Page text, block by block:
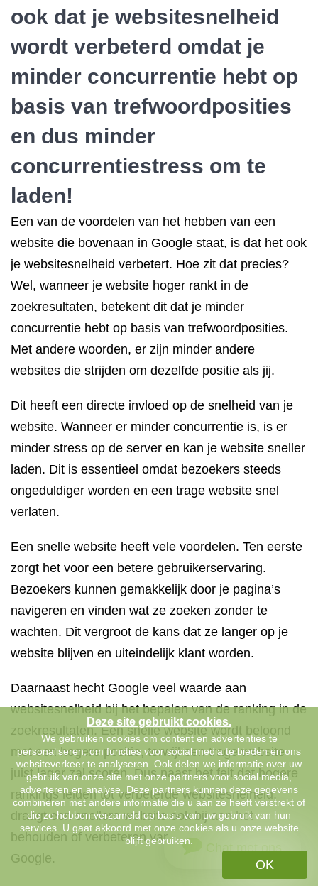
ook dat je websitesnelheid
wordt verbeterd omdat je
minder concurrentie hebt op
basis van trefwoordposities
en dus minder
concurrentiestress om te
laden!
Een van de voordelen van het hebben van een
website die bovenaan in Google staat, is dat het ook
je websitesnelheid verbetert. Hoe zit dat precies?
Wel, wanneer je website hoger rankt in de
zoekresultaten, betekent dit dat je minder
concurrentie hebt op basis van trefwoordposities.
Met andere woorden, er zijn minder andere
websites die strijden om dezelfde positie als jij.
Dit heeft een directe invloed op de snelheid van je
website. Wanneer er minder concurrentie is, is er
minder stress op de server en kan je website sneller
laden. Dit is essentieel omdat bezoekers steeds
ongeduldiger worden en een trage website snel
verlaten.
Een snelle website heeft vele voordelen. Ten eerste
zorgt het voor een betere gebruikerservaring.
Bezoekers kunnen gemakkelijk door je pagina’s
navigeren en vinden wat ze zoeken zonder te
wachten. Dit vergroot de kans dat ze langer op je
website blijven en uiteindelijk klant worden.
Daarnaast hecht Google veel waarde aan
websitesnelheid bij het bepalen van de ranking in de
zoekresultaten. Een snelle website wordt beloond
met een hogere positie, terwijl een trage website
juist lager zal scoren. Dus naast het feit dat hogere
rankings leiden tot verbeterde websitesnelheid,
draagt een snellere website ook bij aan het
behouden of verbeteren van die hoge positie in
Google.
Chat met ons
Deze site gebruikt cookies.
We gebruiken cookies om content en advertenties te
personaliseren, om functies voor social media te bieden en ons
websiteverkeer te analyseren. Ook delen we informatie over uw
gebruik van onze site met onze partners voor social media,
adverteren en analyse. Deze partners kunnen deze gegevens
combineren met andere informatie die u aan ze heeft verstrekt of
die ze hebben verzameld op basis van uw gebruik van hun
services. U gaat akkoord met onze cookies als u onze website
blijft gebruiken.
OK